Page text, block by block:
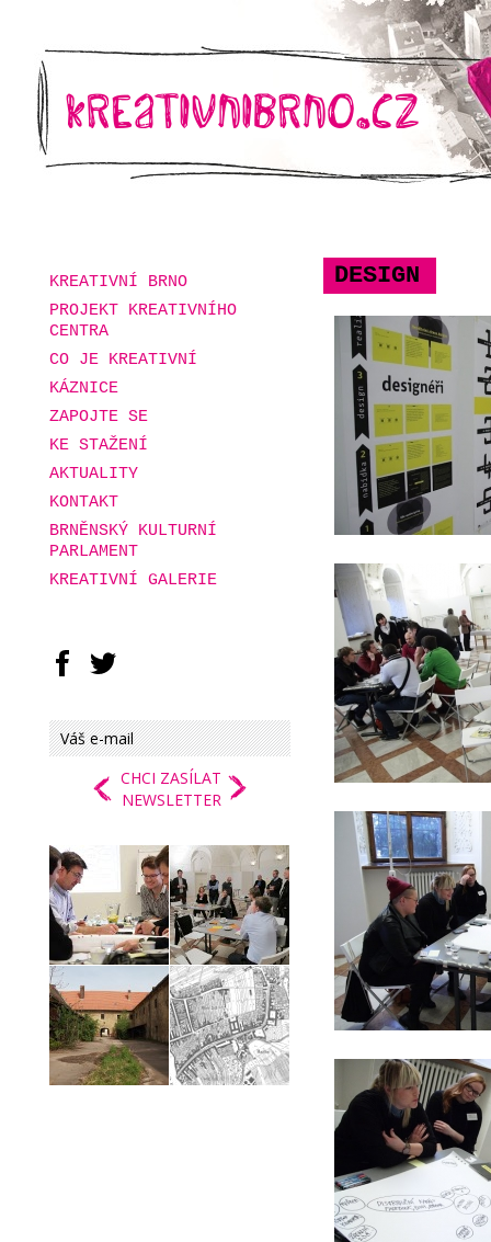
DESIGN
KREATIVNÍ BRNO
PROJEKT KREATIVNÍHO
CENTRA
CO JE KREATIVNÍ
KÁZNICE
ZAPOJTE SE
KE STAŽENÍ
AKTUALITY
KONTAKT
BRNĚNSKÝ KULTURNÍ
PARLAMENT
KREATIVNÍ GALERIE
CHCI ZASÍLAT
NEWSLETTER